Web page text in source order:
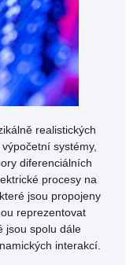
realistických
systémy,
diferenciálních
procesy na
jsou propojeny
reprezentovat
jsou spolu dále
interakcí.